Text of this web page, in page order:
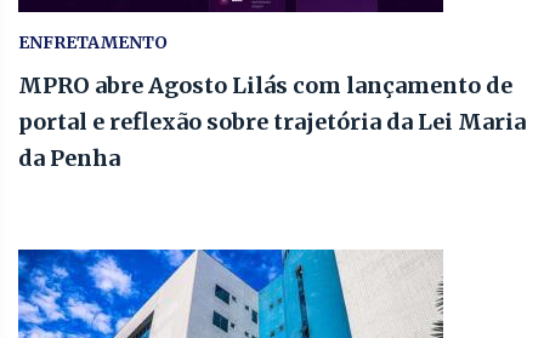
ENFRETAMENTO
MPRO abre Agosto Lilás com lançamento de
portal e reflexão sobre trajetória da Lei Maria
da Penha